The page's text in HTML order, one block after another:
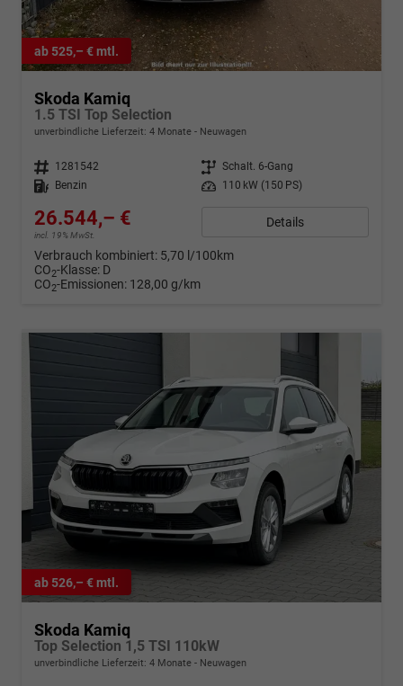
ab 525,– € mtl.
Skoda Kamiq
1.5 TSI Top Selection
unverbindliche Lieferzeit: 4 Monate Neuwagen
Fahrzeugnr. 1281542 Getriebe Schalt. 6-Gang
Kraftstoff
Benzin Leistung 110 kW (150 PS)
26.544,– €
incl. 19% MwSt.
Details
Verbrauch kombiniert: 5,70 l/100km
CO2-Klasse: D
CO2-Emissionen: 128,00 g/km
ab 526,– € mtl.
Skoda Kamiq
Top Selection 1,5 TSI 110kW
unverbindliche Lieferzeit: 4 Monate Neuwagen